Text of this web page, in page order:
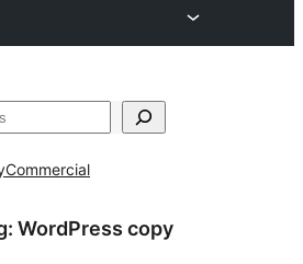
Commercial
WordPress copy